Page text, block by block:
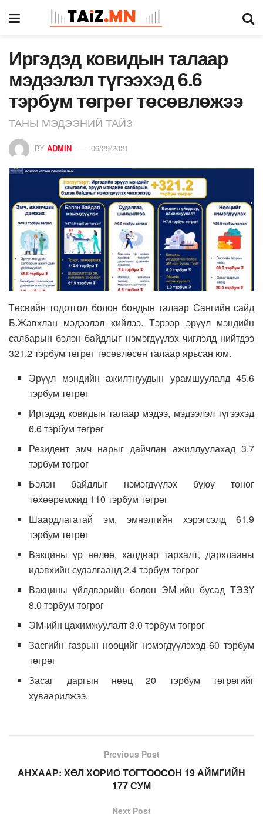
Иргэдэд ковидын талаар
мэдээлэл түгээхэд 6.6
тэрбум төгрөг төсөвлөжээ
ТАНЫ МЭДЭЭНИЙ ТАЙЗ
BY ADMIN 06/29/2021
Төсвийн тодотгол болон бондын талаар Сангийн сайд
Б.Жавхлан мэдээлэл хийлээ. Тэрээр эрүүл мэндийн
салбарын бэлэн байдлыг нэмэгдүүлэх чиглэлд нийтдээ
321.2 тэрбум төгрөг төсөвлөсөн талаар ярьсан юм.
Эрүүл мэндийн ажилтнуудын урамшуулалд 45.6
тэрбум төгрөг
Иргэдэд ковидын талаар мэдээ, мэдээлэл түгээхэд
6.6 тэрбум төгрөг
Резидент эмч нарыг дайчлан ажиллуулахад 3.7
тэрбум төгрөг
Бэлэн байдлыг нэмэгдүүлэх буюу тоног
төхөөрөмжид 110 тэрбум төгрөг
Шаардлагатай эм, эмнэлгийн хэрэгсэлд 61.9
тэрбум төгрөг
Вакцины үр нөлөө, халдвар тархалт, дархлааны
идэвхийн судалгаанд 2.4 тэрбум төгрөг
Вакцины үйлдвэрийн болон ЭМ-ийн бусад ТЭЗҮ
8.0 тэрбум төгрөг
ЭМ-ийн цахимжуулалт 3.0 тэрбум төгрөг
Засгийн газрын нөөцийг нэмэгдүүлэхэд 60 тэрбум
төгрөг
Засаг даргын нөөц 20 тэрбум төгрөгийг
хуваарилжээ.
Previous Post
АНХААР: ХӨЛ ХОРИО ТОГТООСОН 19 АЙМГИЙН
177 СУМ
Next Post